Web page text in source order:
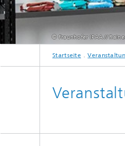
© Fraunhofer IPAA //
Startseite